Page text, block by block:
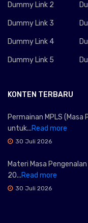
Dummy Link 2
Dummy Link 3
Dummy Link 4
Dummy Link 5
KONTEN TERBARU
Permainan MPLS (Masa
untuk...Read more
30 Juli 2026
Materi Masa
20...Read more
30 Juli 2026